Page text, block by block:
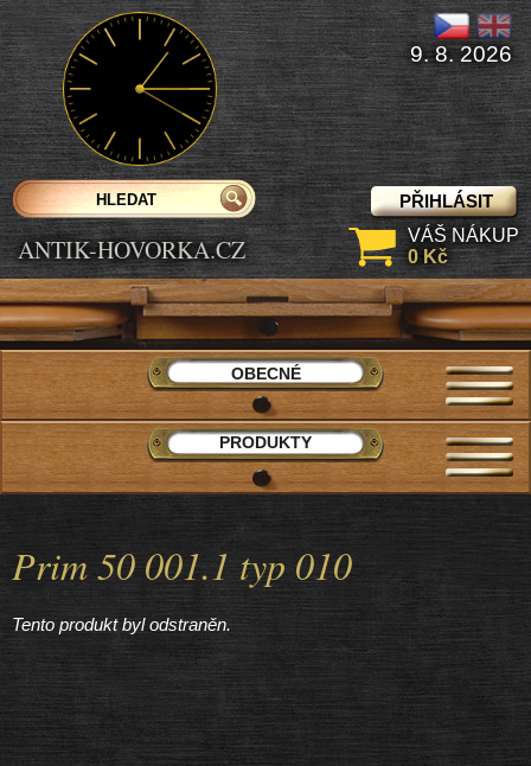
Prim 50 001.1 typ 010
Tento produkt byl odstraněn.
ANTIK-HOVORKA.CZ
PŘIHLÁSIT
9. 8. 2026
VÁŠ NÁKUP
0 Kč
OBECNÉ
PRODUKTY